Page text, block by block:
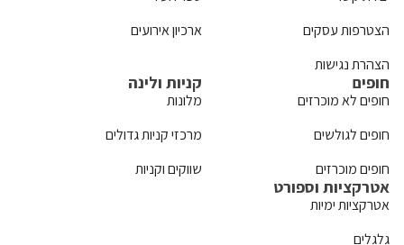
הצטרפות עסקים
הצהרת נגישות
ארכיון אירועים
חופים
חופים לא מוכרזים
חופים לגולשים
חופים מוכרזים
קניות ולינה
מלונות
מרכזי קניות גדולים
שווקים וקניות
אטרקציות וספורט
אטרקציות ימיות
גלגלים